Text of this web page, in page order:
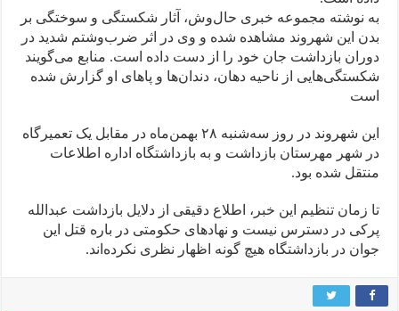
به نوشته مجموعه خبری حال‌وش، آثار شکستگی و سوختگی بر
بدن این شهروند مشاهده شده و وی در اثر ضرب‌وشتم شدید در
دوران بازداشت جان خود را از دست داده است. منابع می‌گویند
شکستگی‌هایی از ناحیه دهان، دندان‌ها و پاهای او گزارش شده
است
این شهروند در روز سه‌شنبه ۲۸ بهمن‌ماه در مقابل یک تعمیرگاه
در شهر مهرستان بازداشت و به بازداشتگاه اداره اطلاعات
منتقل شده بود.
تا زمان تنظیم این خبر، اطلاع دقیقی از دلایل بازداشت عبدالله
پرکی در دسترس نیست و نهادهای حکومتی در باره قتل این
جوان در بازداشتگاه هیچ گونه اظهار نظری نکرده‌اند.